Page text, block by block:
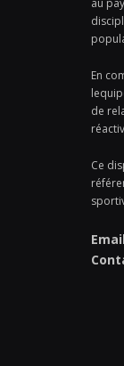
En
de
Ce